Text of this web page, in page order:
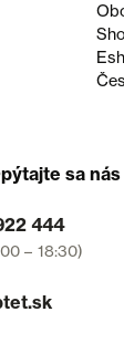
sa nás
444
– 18:30)